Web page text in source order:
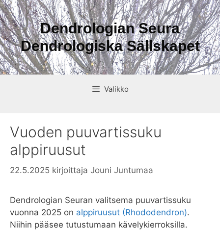
Siirry
sisältöön
Dendrologian Seura
Dendrologiska Sällskapet
Valikko
Vuoden puuvartissuku
alppiruusut
22.5.2025 kirjoittaja Jouni Juntumaa
Dendrologian Seuran valitsema puuvartissuku
vuonna 2025 on alppiruusut (Rhododendron).
Niihin pääsee tutustumaan kävelykierroksilla.